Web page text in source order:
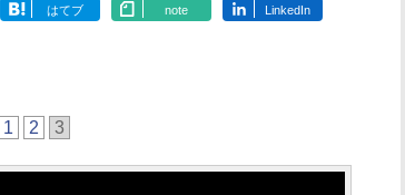
はてブ note LinkedIn
1 2 3